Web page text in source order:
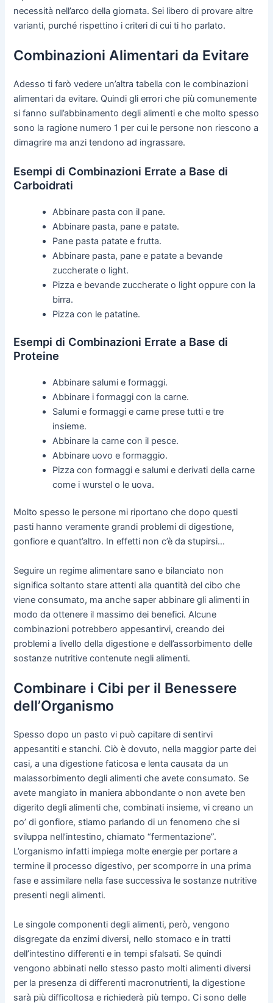
necessità nell’arco della giornata. Sei libero di provare altre
varianti, purché rispettino i criteri di cui ti ho parlato.
Combinazioni Alimentari da Evitare
Adesso ti farò vedere un’altra tabella con le combinazioni
alimentari da evitare. Quindi gli errori che più comunemente
si fanno sull’abbinamento degli alimenti e che molto spesso
sono la ragione numero 1 per cui le persone non riescono a
dimagrire ma anzi tendono ad ingrassare.
Esempi di Combinazioni Errate a Base di
Carboidrati
Abbinare pasta con il pane.
Abbinare pasta, pane e patate.
Pane pasta patate e frutta.
Abbinare pasta, pane e patate a bevande
zuccherate o light.
Pizza e bevande zuccherate o light oppure con la
birra.
Pizza con le patatine.
Esempi di Combinazioni Errate a Base di
Proteine
Abbinare salumi e formaggi.
Abbinare i formaggi con la carne.
Salumi e formaggi e carne prese tutti e tre
insieme.
Abbinare la carne con il pesce.
Abbinare uovo e formaggio.
Pizza con formaggi e salumi e derivati della carne
come i wurstel o le uova.
Molto spesso le persone mi riportano che dopo questi
pasti hanno veramente grandi problemi di digestione,
gonfiore e quant’altro. In effetti non c’è da stupirsi…
Seguire un regime alimentare sano e bilanciato non
significa soltanto stare attenti alla quantità del cibo che
viene consumato, ma anche saper abbinare gli alimenti in
modo da ottenere il massimo dei benefici. Alcune
combinazioni potrebbero appesantirvi, creando dei
problemi a livello della digestione e dell’assorbimento delle
sostanze nutritive contenute negli alimenti.
Combinare i Cibi per il Benessere
dell’Organismo
Spesso dopo un pasto vi può capitare di sentirvi
appesantiti e stanchi. Ciò è dovuto, nella maggior parte dei
casi, a una digestione faticosa e lenta causata da un
malassorbimento degli alimenti che avete consumato. Se
avete mangiato in maniera abbondante o non avete ben
digerito degli alimenti che, combinati insieme, vi creano un
po’ di gonfiore, stiamo parlando di un fenomeno che si
sviluppa nell’intestino, chiamato “fermentazione”.
L’organismo infatti impiega molte energie per portare a
termine il processo digestivo, per scomporre in una prima
fase e assimilare nella fase successiva le sostanze nutritive
presenti negli alimenti.
Le singole componenti degli alimenti, però, vengono
disgregate da enzimi diversi, nello stomaco e in tratti
dell’intestino differenti e in tempi sfalsati. Se quindi
vengono abbinati nello stesso pasto molti alimenti diversi
per la presenza di differenti macronutrienti, la digestione
sarà più difficoltosa e richiederà più tempo. Ci sono delle